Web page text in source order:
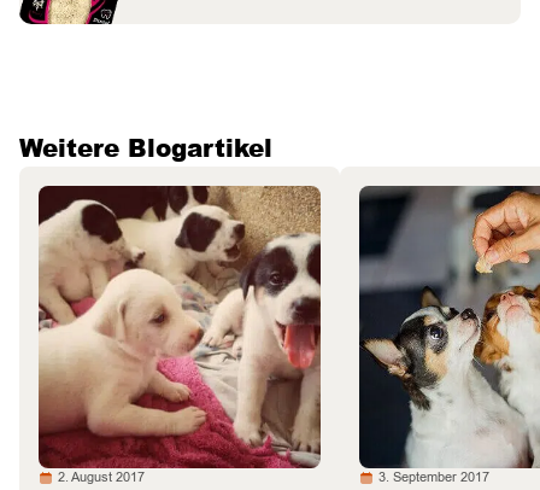
Weitere Blogartikel
2. August 2017 3. September 2017